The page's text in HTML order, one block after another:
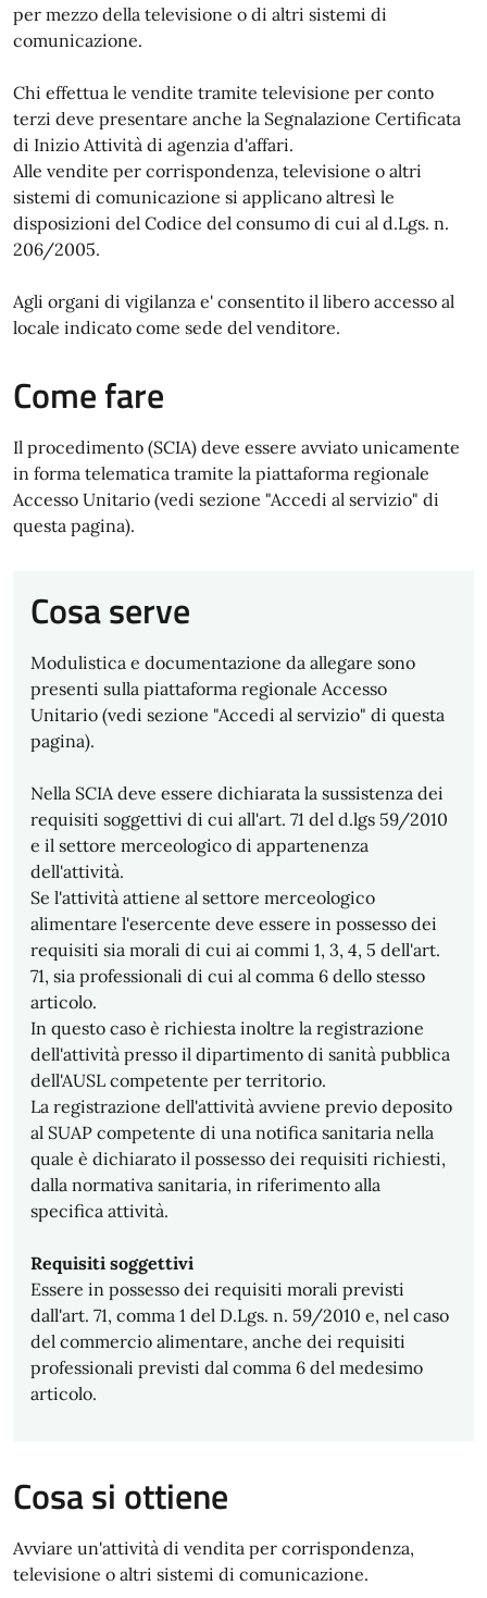
per mezzo della televisione o di altri sistemi di
comunicazione.
Chi effettua le vendite tramite televisione per conto
terzi deve presentare anche la Segnalazione Certificata
di Inizio Attività di agenzia d'affari.
Alle vendite per corrispondenza, televisione o altri
sistemi di comunicazione si applicano altresì le
disposizioni del Codice del consumo di cui al d.Lgs. n.
206/2005.
Agli organi di vigilanza e' consentito il libero accesso al
locale indicato come sede del venditore.
Come fare
Il procedimento (SCIA) deve essere avviato unicamente
in forma telematica tramite la piattaforma regionale
Accesso Unitario (vedi sezione "Accedi al servizio" di
questa pagina).
Cosa serve
Modulistica e documentazione da allegare sono
presenti sulla piattaforma regionale Accesso
Unitario (vedi sezione "Accedi al servizio" di questa
pagina).
Nella SCIA deve essere dichiarata la sussistenza dei
requisiti soggettivi di cui all'art. 71 del d.lgs 59/2010
e il settore merceologico di appartenenza
dell'attività.
Se l'attività attiene al settore merceologico
alimentare l'esercente deve essere in possesso dei
requisiti sia morali di cui ai commi 1, 3, 4, 5 dell'art.
71, sia professionali di cui al comma 6 dello stesso
articolo.
In questo caso è richiesta inoltre la registrazione
dell'attività presso il dipartimento di sanità pubblica
dell'AUSL competente per territorio.
La registrazione dell'attività avviene previo deposito
al SUAP competente di una notifica sanitaria nella
quale è dichiarato il possesso dei requisiti richiesti,
dalla normativa sanitaria, in riferimento alla
specifica attività.
Requisiti soggettivi
Essere in possesso dei requisiti morali previsti
dall'art. 71, comma 1 del D.Lgs. n. 59/2010 e, nel caso
del commercio alimentare, anche dei requisiti
professionali previsti dal comma 6 del medesimo
articolo.
Cosa si ottiene
Avviare un'attività di vendita per corrispondenza,
televisione o altri sistemi di comunicazione.